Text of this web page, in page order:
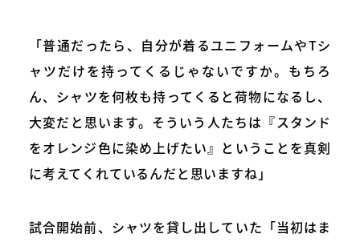
「普通だったら、自分が着るユニフォームやTシ
ャツだけを持ってくるじゃないですか。もちろ
ん、シャツを何枚も持ってくると荷物になるし、
大変だと思います。そういう人たちは『スタンド
をオレンジ色に染め上げたい』ということを真剣
に考えてくれているんだと思いますね」
試合開始前、シャツを貸し出していた「当初はま